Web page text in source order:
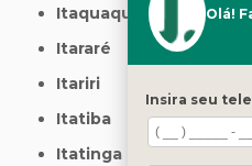
Itaquaquecetuba
Itararé
Itariri
Itatiba
Itatinga
Olá!
Insira seu